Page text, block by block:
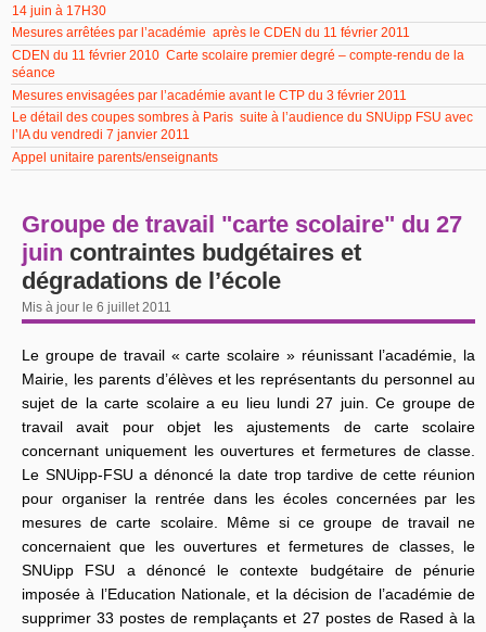
14 juin à 17H30
Mesures arrêtées par l’académie après le CDEN du 11 février 2011
CDEN du 11 février 2010 Carte scolaire premier degré – compte-rendu de la
séance
Mesures envisagées par l’académie avant le CTP du 3 février 2011
Le détail des coupes sombres à Paris suite à l’audience du SNUipp FSU avec
l’IA du vendredi 7 janvier 2011
Appel unitaire parents/enseignants
Groupe de travail "carte scolaire" du 27
juin contraintes budgétaires et
dégradations de l’école
Mis à jour le 6 juillet 2011
Le groupe de travail « carte scolaire » réunissant l’académie, la
Mairie, les parents d’élèves et les représentants du personnel au
sujet de la carte scolaire a eu lieu lundi 27 juin. Ce groupe de
travail avait pour objet les ajustements de carte scolaire
concernant uniquement les ouvertures et fermetures de classe.
Le SNUipp-FSU a dénoncé la date trop tardive de cette réunion
pour organiser la rentrée dans les écoles concernées par les
mesures de carte scolaire. Même si ce groupe de travail ne
concernaient que les ouvertures et fermetures de classes, le
SNUipp FSU a dénoncé le contexte budgétaire de pénurie
imposée à l’Education Nationale, et la décision de l’académie de
supprimer 33 postes de remplaçants et 27 postes de Rased à la